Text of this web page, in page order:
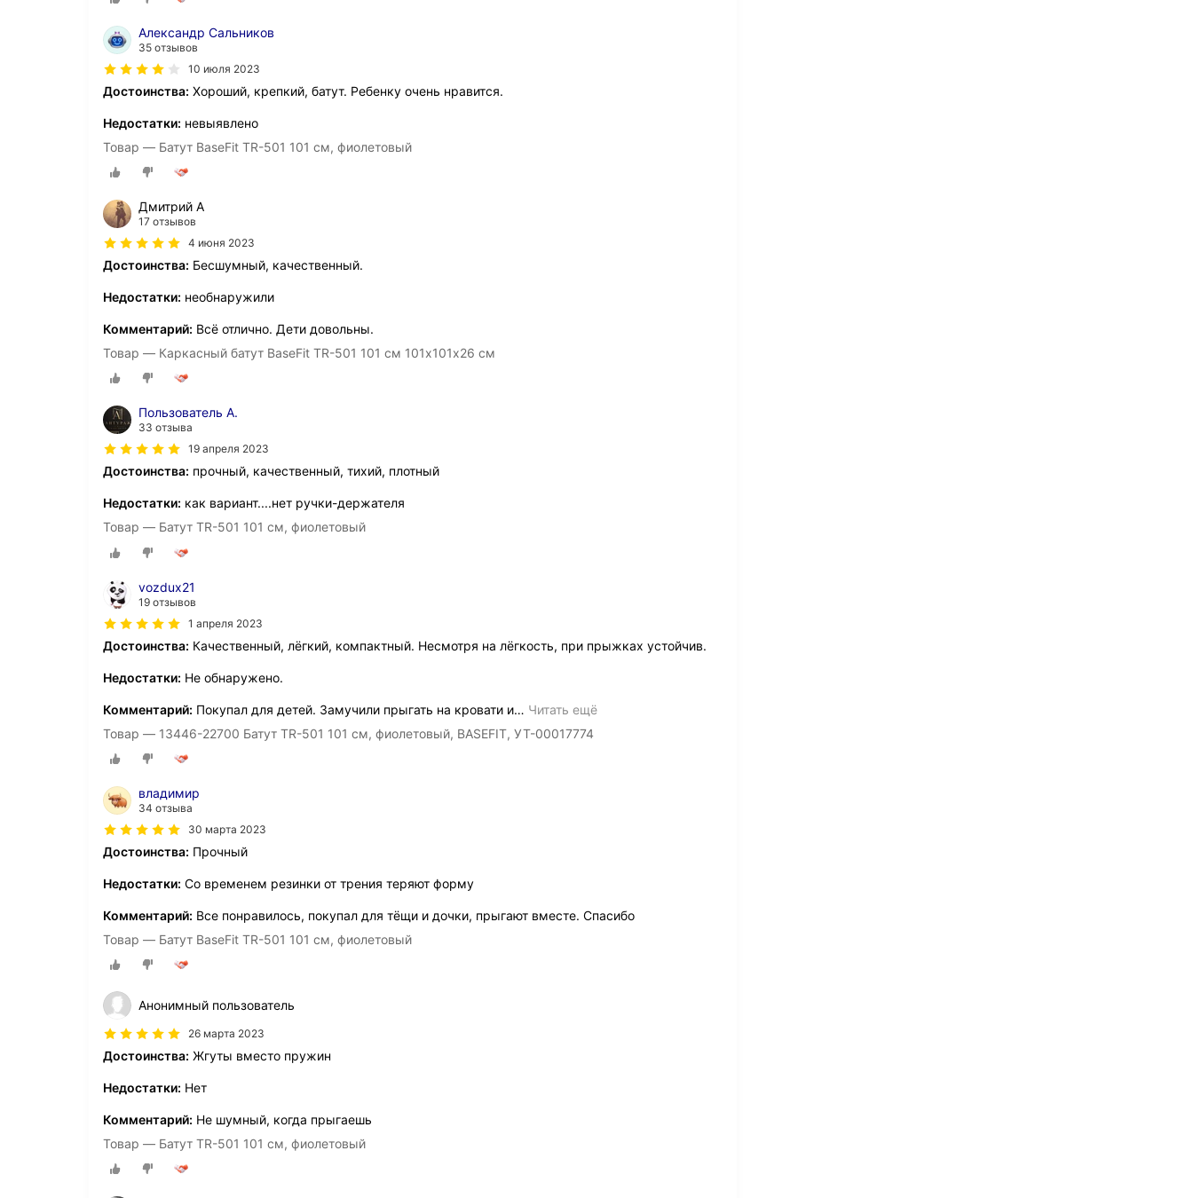
Александр Сальников
35 отзывов
10 июля 2023
Достоинства: Хороший, крепкий, батут. Ребенку очень нравится.
Недостатки: невыявлено
Товар — Батут BaseFit TR-501 101 см, фиолетовый
Дмитрий А
17 отзывов
4 июня 2023
Достоинства: Бесшумный, качественный.
Недостатки: необнаружили
Комментарий: Всё отлично. Дети довольны.
Товар — Каркасный батут BaseFit TR-501 101 см 101х101х26 см
Пользователь А.
33 отзыва
19 апреля 2023
Достоинства: прочный, качественный, тихий, плотный
Недостатки: как вариант....нет ручки-держателя
Товар — Батут TR-501 101 см, фиолетовый
vozdux21
19 отзывов
1 апреля 2023
Достоинства: Качественный, лёгкий, компактный. Несмотря на лёгкость, при прыжках устойчив.
Недостатки: Не обнаружено.
Комментарий: Покупал для детей. Замучили прыгать на кровати и… Читать ещё
Товар — 13446-22700 Батут TR-501 101 см, фиолетовый, BASEFIT, УТ-00017774
владимир
34 отзыва
30 марта 2023
Достоинства: Прочный
Недостатки: Со временем резинки от трения теряют форму
Комментарий: Все понравилось, покупал для тёщи и дочки, прыгают вместе. Спасибо
Товар — Батут BaseFit TR-501 101 см, фиолетовый
Анонимный пользователь
26 марта 2023
Достоинства: Жгуты вместо пружин
Недостатки: Нет
Комментарий: Не шумный, когда прыгаешь
Товар — Батут TR-501 101 см, фиолетовый